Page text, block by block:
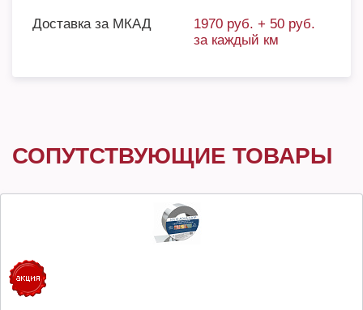
Доставка за МКАД
1970 руб. + 50 руб.
за каждый км
СОПУТСТВУЮЩИЕ ТОВАРЫ